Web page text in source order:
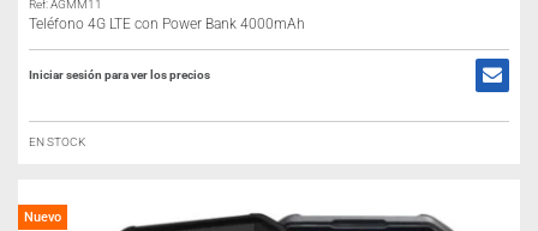
Ref: AGMM11
Teléfono 4G LTE con Power Bank 4000mAh
Iniciar sesión para ver los precios
EN STOCK
Nuevo